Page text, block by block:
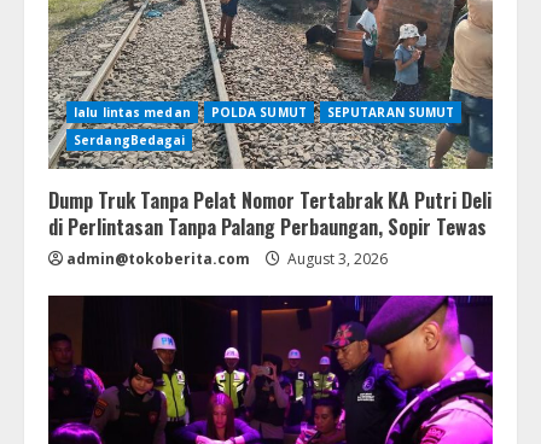
lalu lintas medan POLDA SUMUT
SEPUTARAN SUMUT
SerdangBedagai
Dump Truk Tanpa Pelat Nomor Tertabrak KA Putri Deli
di Perlintasan Tanpa Palang Perbaungan, Sopir Tewas
admin@tokoberita.com August 3, 2026